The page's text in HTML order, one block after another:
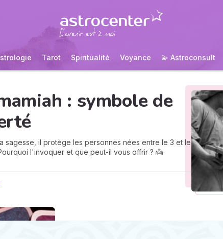
Tarot Spiritualité Voyance 💫 Astroconsult
: symbole de
sagesse, il protège les personnes nées entre le 3 et le
l'invoquer et que peut-il vous offrir ? 👼